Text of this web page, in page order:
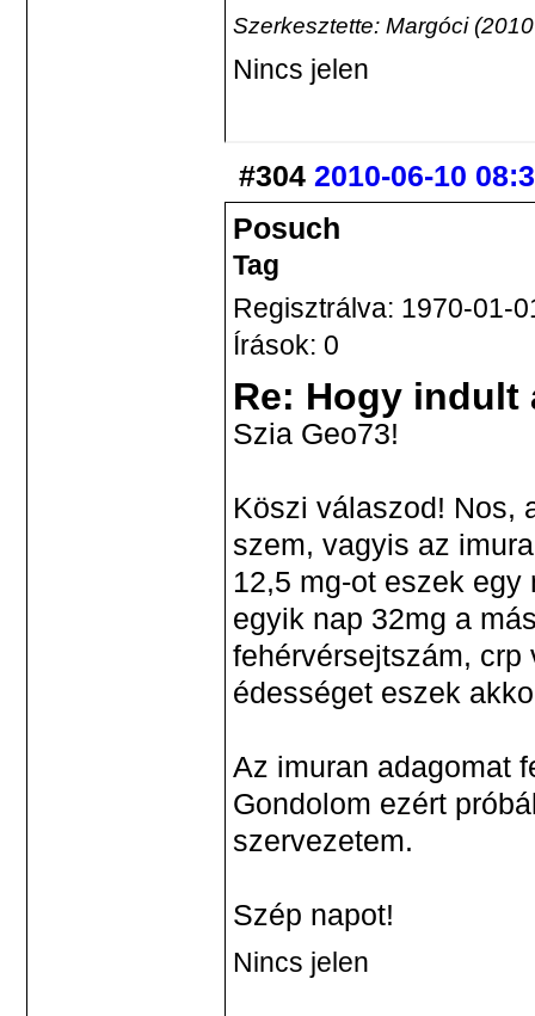
Szerkesztette: Margóci
Nincs jelen
#304 2010-06-10
Posuch
Tag
Regisztrálva: 1970-01-
Írások: 0
Re: Hogy indult
Szia Geo73!
Köszi válaszod! Nos,
szem, vagyis az
12,5 mg-ot eszek
egyik nap 32mg a
fehérvérsejtszám, crp
édességet eszek
Az imuran adagomat
Gondolom ezért
szervezetem.
Szép napot!
Nincs jelen